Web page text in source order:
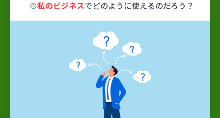
私のビジネスでどのように使えるのだろう？